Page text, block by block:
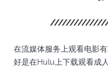
在流媒体服务上观看电影
好是在Hulu上下载观看成